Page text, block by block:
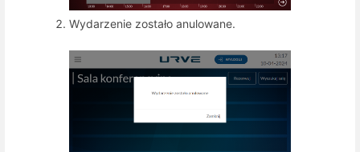
Wydarzenie zostało anulowane.